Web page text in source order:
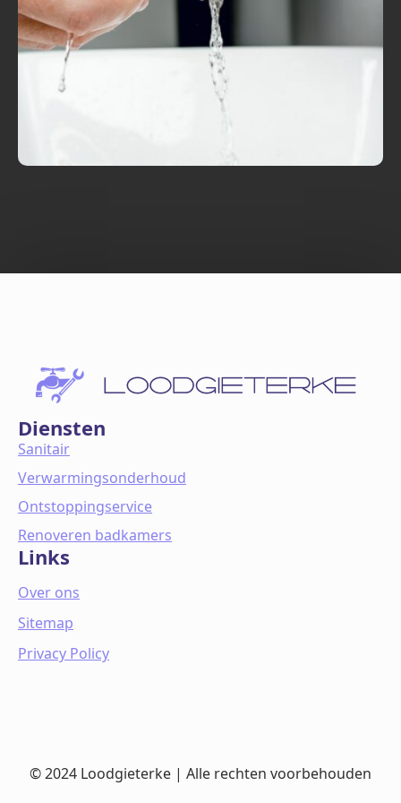
Diensten
Sanitair
Verwarmingsonderhoud
Ontstoppingservice
Renoveren badkamers
Links
Over ons
Sitemap
Privacy Policy
© 2024 Loodgieterke | Alle rechten voorbehouden